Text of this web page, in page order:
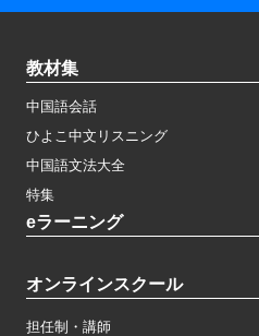
教材集
中国語会話
ひよこ中文リスニング
中国語文法大全
特集
eラーニング
オンラインスクール
担任制・講師